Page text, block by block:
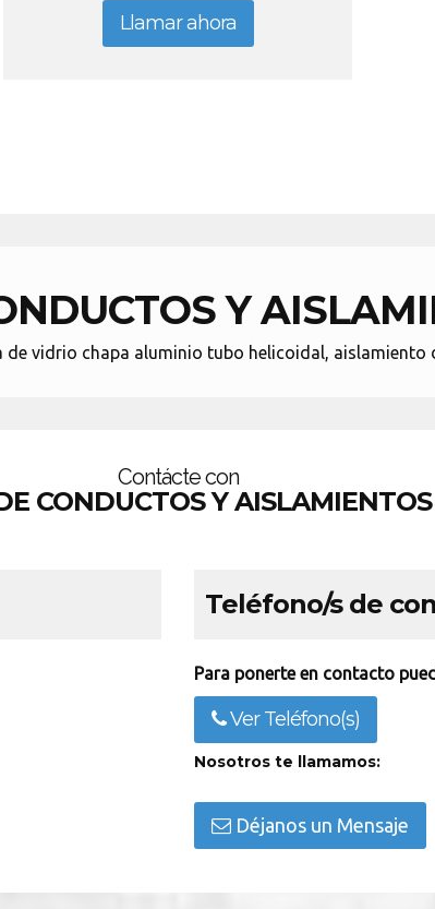
Llamar ahora
Y
vidrio chapa aluminio tubo helicoidal, aislamiento
Contácte con
CONDUCTOS Y
Teléfono/s de
Para ponerte en contacto
Ver Teléfono(s)
Nosotros te llamamos:
Déjanos un Mensaje